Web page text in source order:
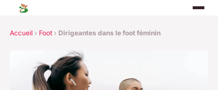
Accueil › Foot › Dirigeantes dans le foot féminin